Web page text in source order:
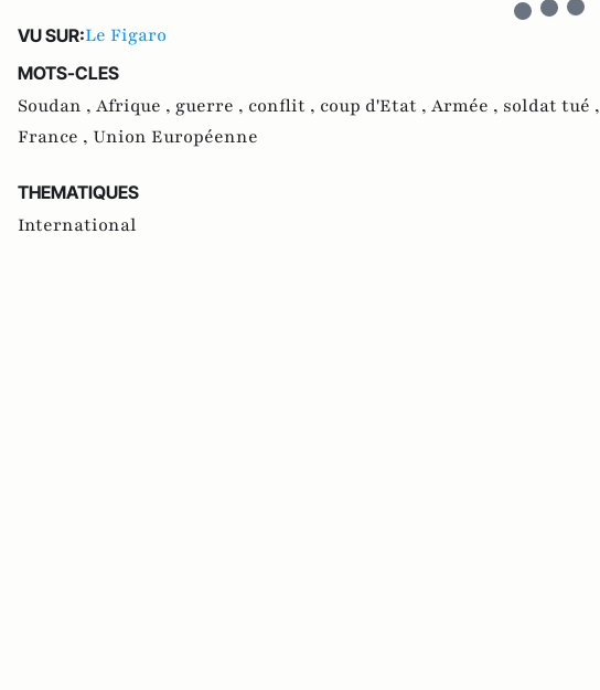
VU SUR:Le Figaro
MOTS-CLES
Soudan , Afrique , guerre , conflit , coup d'Etat , Armée , soldat tué ,
France , Union Européenne
THEMATIQUES
International